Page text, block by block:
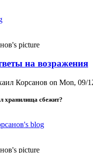
на возражения
Корсанов on Mon, 09/
хранилища сбежит?
blog